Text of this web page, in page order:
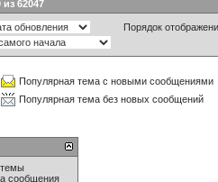
62047
Порядок
Популярная тема с новыми сообщениями
Популярная тема без новых сообщений
темы
сообщения